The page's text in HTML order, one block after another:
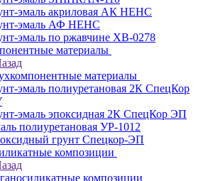
эмаль акриловая АК НЕНС
эмаль АФ НЕНС
эмаль по ржавчине ХВ-0278
материалы
материалы
эмаль полиуретановая 2К СпецКор
эмаль эпоксидная 2К СпецКор ЭП
полиуретановая УР-1012
грунт Спецкор-ЭП
композиции
композиции